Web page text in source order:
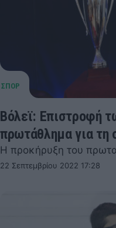
Βόλεϊ: Επιστροφή
πρωτάθλημα για τη
Η προκήρυξη του
22 Σεπτεμβρίου 2022 17:28